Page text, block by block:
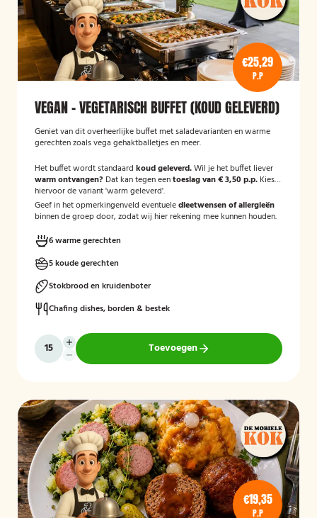
€25,29
P.P
VEGAN - VEGETARISCH BUFFET (KOUD GELEVERD)
Geniet van dit overheerlijke buffet met saladevarianten en warme
gerechten zoals vega gehaktballetjes en meer.
Het buffet wordt standaard koud geleverd.Wil je het buffet liever
warm ontvangen? Dat kan tegen eentoeslag van € 3,50 p.p. Kies
hiervoor de variant 'warm geleverd'.
Geef in het opmerkingenveld eventueledieetwensen of allergieën
binnen de groep door, zodat wij hier rekening mee kunnen houden.
6 warme gerechten
5 koude gerechten
Stokbrood en kruidenboter
Chafing dishes, borden & bestek
Toevoegen
€19,35
P.P